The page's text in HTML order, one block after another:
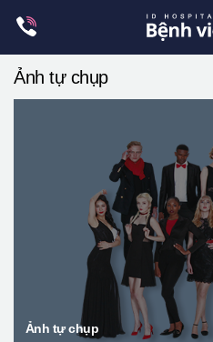
Trung tâm petit
Thẩm mỹ boby
Ảnh tự chụp
Ảnh tự chụp